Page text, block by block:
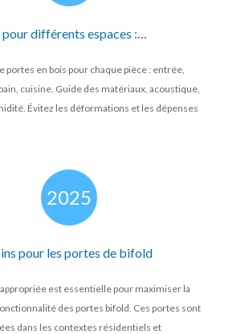
différents espaces :
salle de bain et cuisine
portes en bois pour chaque pièce : entrée,
cuisine. Guide des matériaux, acoustique,
Évitez les déformations et les dépenses
2025
pour les portes de bifold
est essentielle pour maximiser la
des portes bifold. Ces portes sont
dans les contextes résidentiels et